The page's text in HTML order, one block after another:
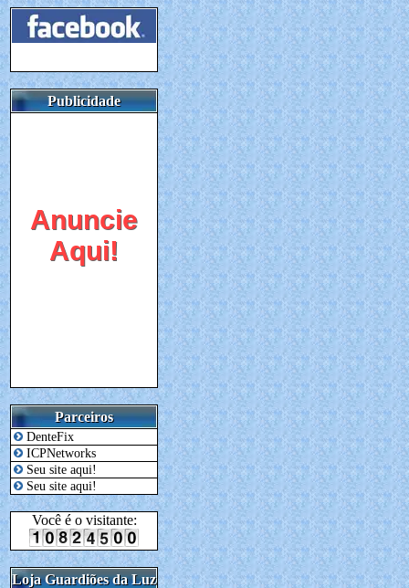
Publicidade
Anuncie
Aqui!
Parceiros
DenteFix
ICPNetworks
Seu site aqui!
Seu site aqui!
Você é o visitante:
Loja Guardiões da Luz